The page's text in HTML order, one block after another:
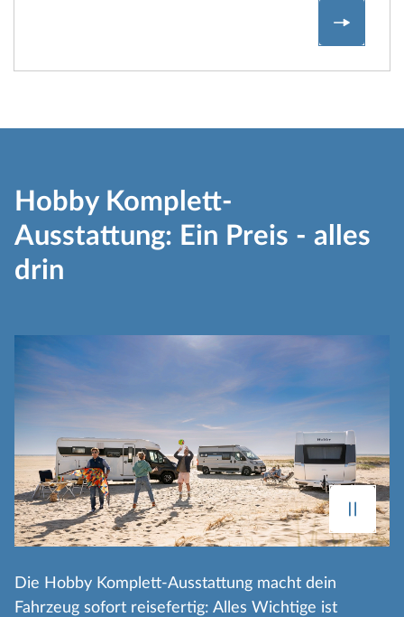
Hobby-
Hobby Komplett-
Ausstattung: Ein Preis - alles
drin
Die Hobby Komplett‑Ausstattung macht dein
Fahrzeug sofort reisefertig: Alles Wichtige ist